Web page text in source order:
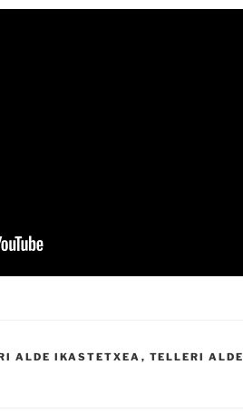
ALDE IKASTETXEA , TELLERI ALDE